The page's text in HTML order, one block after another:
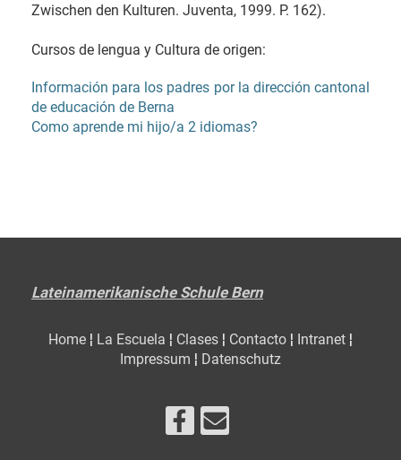
Zwischen den Kulturen. Juventa, 1999. P. 162).
Cursos de lengua y Cultura de origen:
Información para los padres por la dirección cantonal
de educación de Berna
Como aprende mi hijo/a 2 idiomas?
Lateinamerikanische Schule Bern
Home ¦ La Escuela ¦ Clases ¦ Contacto ¦ Intranet ¦
Impressum ¦ Datenschutz